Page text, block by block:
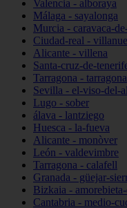
Valencia - alboraya
Málaga - sayalonga
Murcia - caravaca-
Ciudad-real -
Alicante - villena
Santa-cruz-de-
Tarragona - tarragona
Sevilla - el-viso-del-
Lugo - sober
álava - lantziego
Huesca - la-fueva
Alicante - monòver
León - valdevimbre
Tarragona - calafell
Granada - güejar-
Bizkaia -
Cantabria - medio-